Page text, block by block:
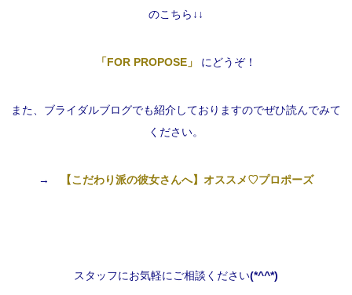
のこちら↓↓
「FOR PROPOSE」 にどうぞ！
また、ブライダルブログでも紹介しておりますのでぜひ読んでみて
ください。
→ 【こだわり派の彼女さんへ】オススメ♡プロポーズ
スタッフにお気軽にご相談ください(*^^*)